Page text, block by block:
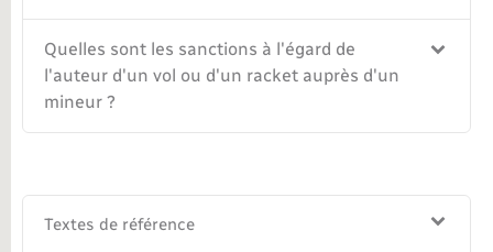
Seniors
Voirie et espace public
Quelles sont les sanctions à l'égard de
l'auteur d'un vol ou d'un racket auprès d'un
mineur ?
Textes de référence